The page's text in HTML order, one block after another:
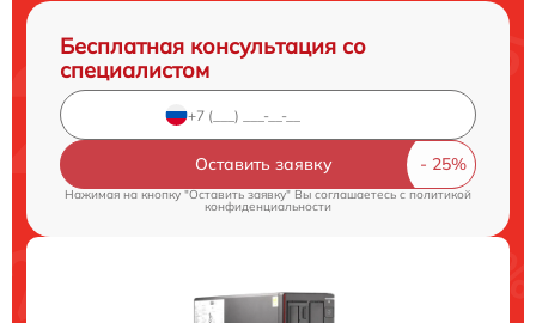
Бесплатная консультация со
специалистом
Оставить заявку
Нажимая на кнопку "Оставить заявку" Вы соглашаетесь cполитикой
конфиденциальности